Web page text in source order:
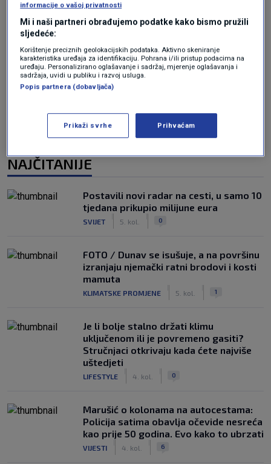
Oglas
NAJČITANIJE
Postavili novi radar na cesti, u samo 10
tjedana prikupio milijune eura
SVIJET 5. kol. 0
FOTO / Dunav se isušuje, a na površinu
izranjaju njemački ratni brodovi i kosti
mamuta
KLIMATSKE PROMJENE 5. kol. 1
Je li bolje stalno držati klimu
uključenom ili je povremeno gasiti?
Stručnjaci otkrivaju kada ćete najviše
uštedjeti
LIFESTYLE 4. kol. 0
Marušić o kolonama na autocestama:
Policija satima obavlja očevide nesreća
kao prije 50 godina. Evo kako to ubrzati
VIJESTI 4. kol. 6
informacije o vašoj privatnosti
Mi i naši partneri obrađujemo podatke kako bismo pružili
sljedeće:
Korištenje preciznih geolokacijskih podataka. Aktivno skeniranje
karakteristika uređaja za identifikaciju. Pohrana i/ili pristup podacima na
uređaju. Personalizirano oglašavanje i sadržaj, mjerenje oglašavanja i
sadržaja, uvidi u publiku i razvoj usluga.
Popis partnera (dobavljača)
Prikaži svrhe Prihvaćam